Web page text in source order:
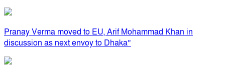
Pranay Verma moved to EU, Arif Mohammad Khan in
discussion as next envoy to Dhaka”